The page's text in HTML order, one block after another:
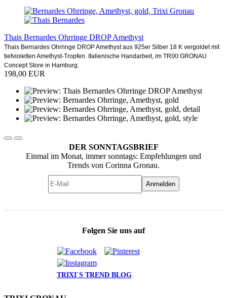
Thais Bernardes Ohrringe DROP Amethyst
Thais Bernardes Ohrringe DROP Amethyst aus 925er Silber 18 K vergoldet mit
tiefvioletten Amethyst-Tropfen. Italienische Handarbeit, im TRIXI GRONAU
Concept Store in Hamburg.
198,00 EUR
DER SONNTAGSBRIEF
Einmal im Monat, immer sonntags: Empfehlungen und
Trends von Corinna Gronau.
Anmelden
Folgen Sie uns auf
TRIXI´S TREND BLOG